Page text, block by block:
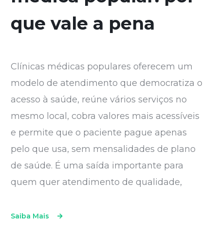
que vale a pena
Clínicas médicas populares oferecem um
modelo de atendimento que democratiza o
acesso à saúde, reúne vários serviços no
mesmo local, cobra valores mais acessíveis
e permite que o paciente pague apenas
pelo que usa, sem mensalidades de plano
de saúde. É uma saída importante para
quem quer atendimento de qualidade,
Saiba Mais